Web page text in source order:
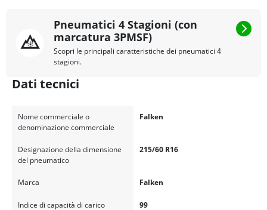
Pneumatici 4 Stagioni (con
marcatura 3PMSF)
Scopri le principali caratteristiche dei pneumatici 4
stagioni.
Dati tecnici
Nome commerciale o
denominazione commerciale
Falken
Designazione della dimensione
del pneumatico
215/60 R16
Marca Falken
Indice di capacità di carico 99